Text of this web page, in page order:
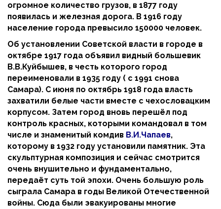
огромное количество грузов, в 1877 году
появилась и железная дорога. В 1916 году
население города превысило 150000 человек.
Об установлении Советской власти в городе в
октябре 1917 года объявил видный большевик
В.В.Куйбышев, в честь которого город
переименовали в 1935 году ( с 1991 снова
Самара). С июня по октябрь 1918 года власть
захватили белые части вместе с чехословацким
корпусом. Затем город вновь перешёл под
контроль красных, которыми командовал в том
числе и знаменитый комдив В.И.Чапаев,
которому в 1932 году установили памятник. Эта
скульптурная композиция и сейчас смотрится
очень внушительно и фундаментально,
передаёт суть той эпохи. Очень большую роль
сыграла Самара в годы Великой Отечественной
войны. Сюда были эвакуированы многие